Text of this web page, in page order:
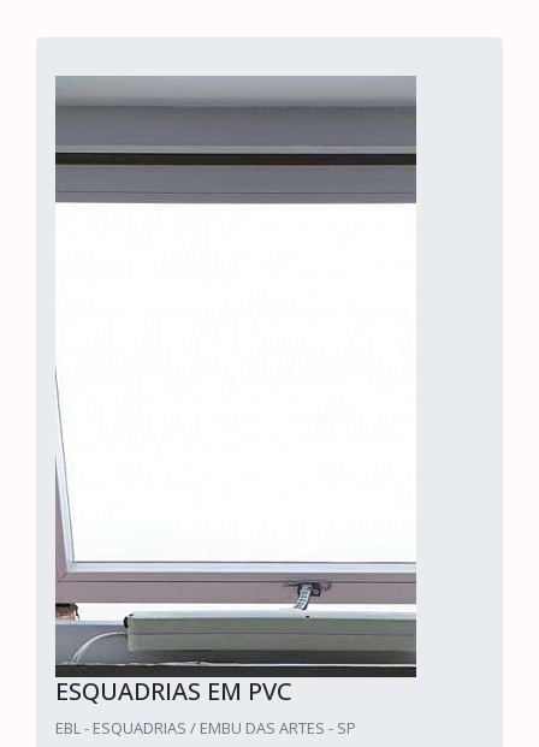
ESQUADRIAS EM PVC
EBL - ESQUADRIAS / EMBU DAS ARTES - SP